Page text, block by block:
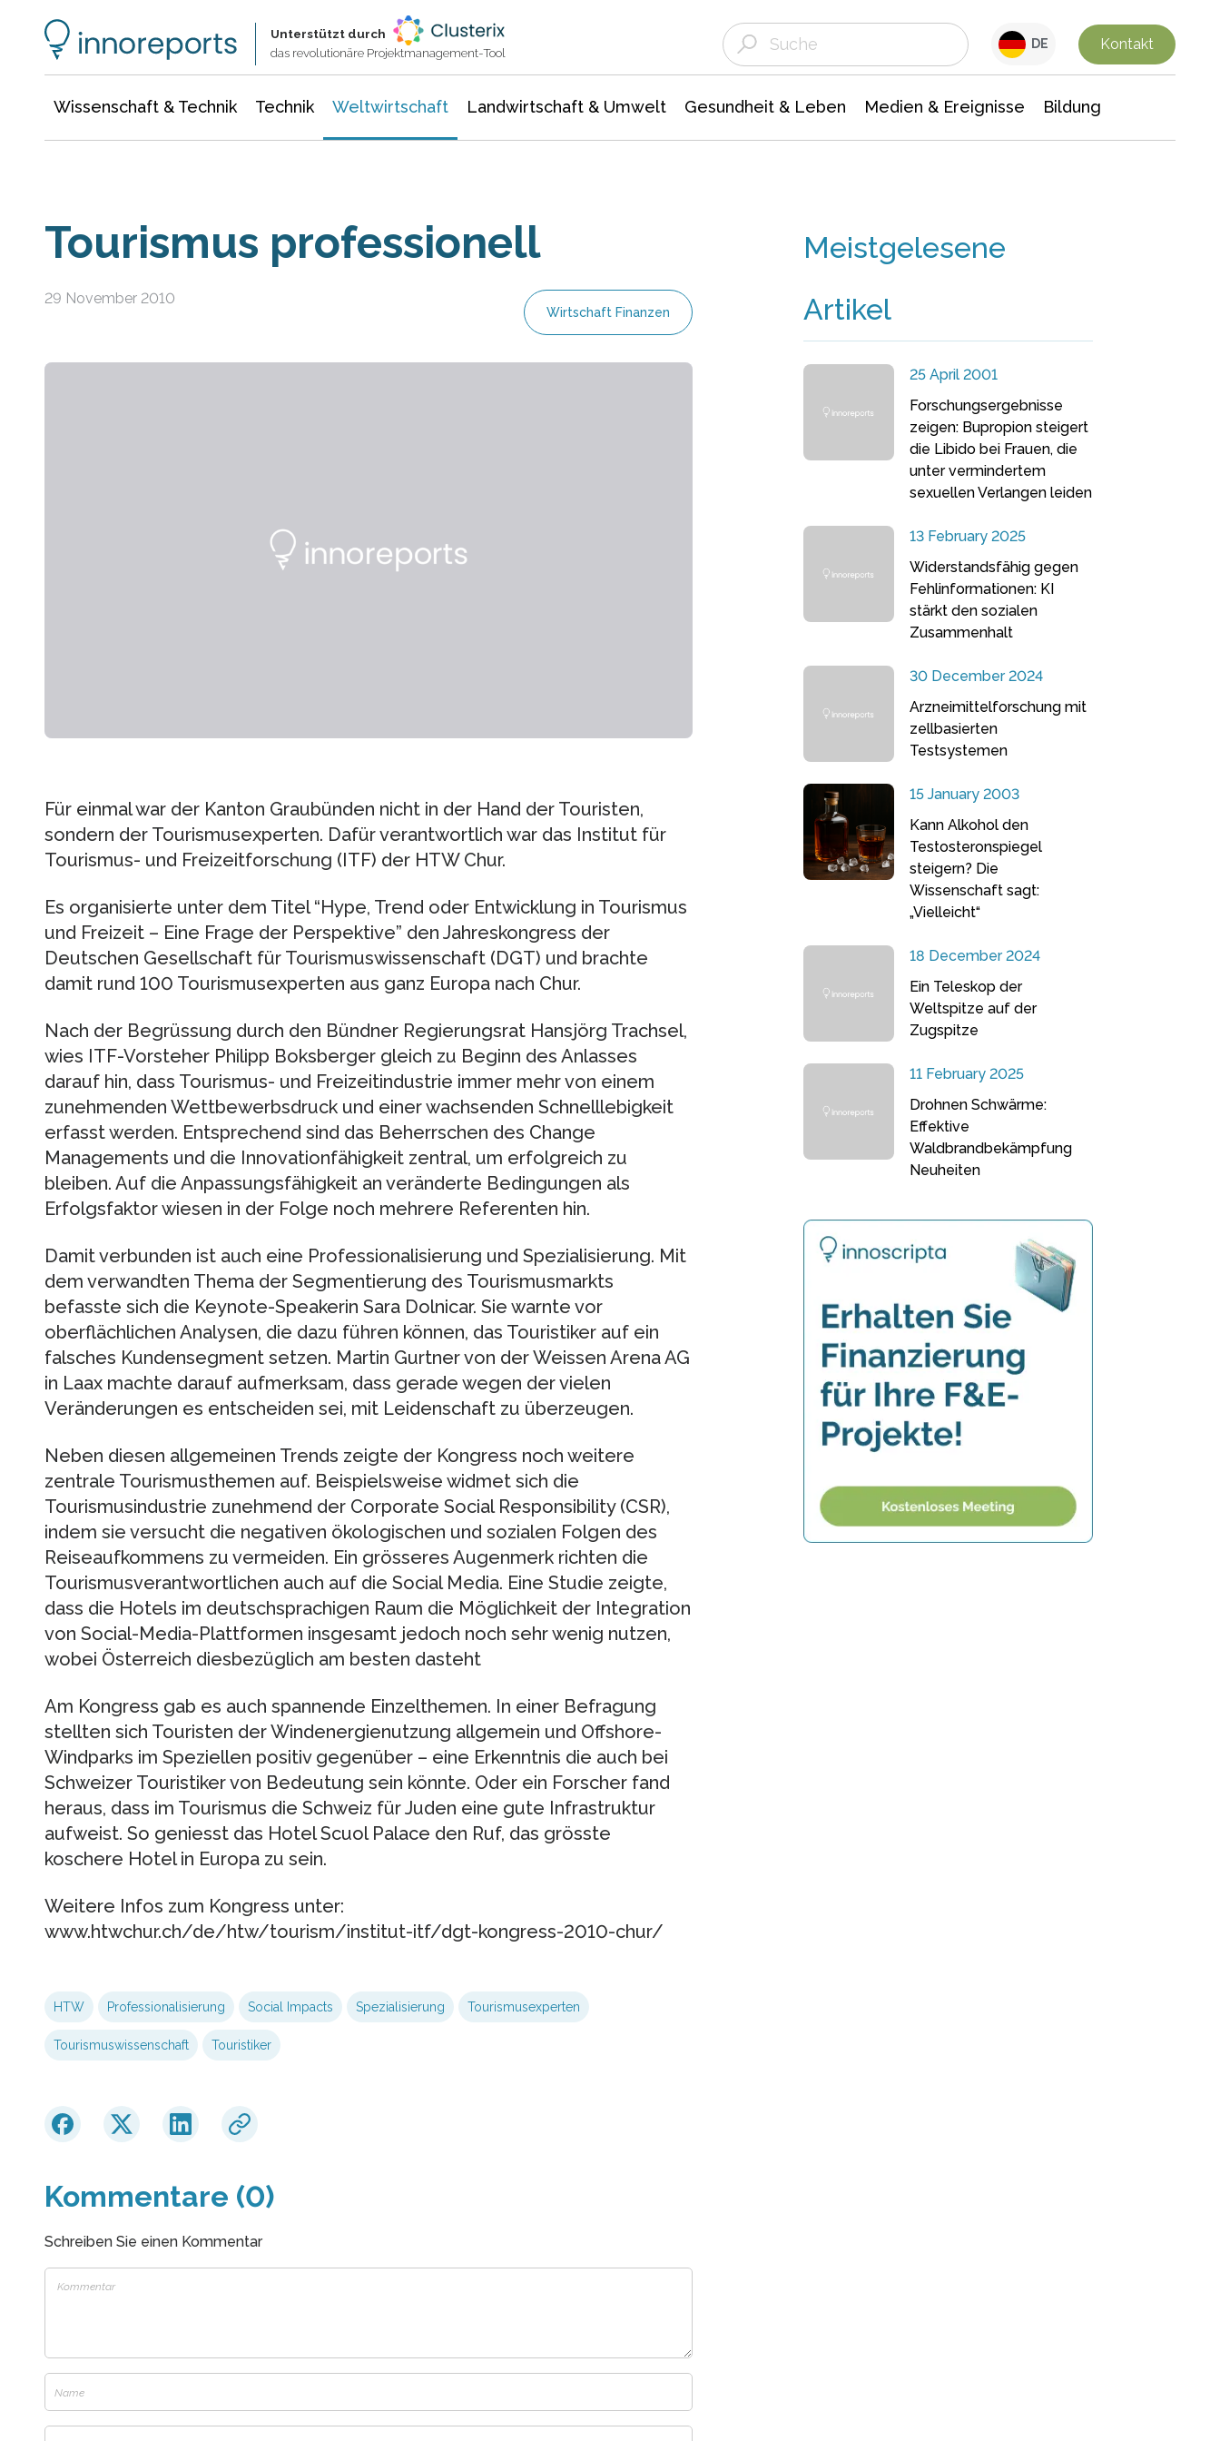
Unterstützt durch
das revolutionäre Projektmanagement-Tool
DE Kontakt
Wissenschaft & Technik Technik Weltwirtschaft Landwirtschaft & Umwelt Gesundheit & Leben Medien & Ereignisse Bildung
Tourismus professionell
29 November 2010
Wirtschaft Finanzen
Für einmal war der Kanton Graubünden nicht in der Hand der Touristen,
sondern der Tourismusexperten. Dafür verantwortlich war das Institut für
Tourismus- und Freizeitforschung (ITF) der HTW Chur.
Es organisierte unter dem Titel “Hype, Trend oder Entwicklung in Tourismus
und Freizeit – Eine Frage der Perspektive” den Jahreskongress der
Deutschen Gesellschaft für Tourismuswissenschaft (DGT) und brachte
damit rund 100 Tourismusexperten aus ganz Europa nach Chur.
Nach der Begrüssung durch den Bündner Regierungsrat Hansjörg Trachsel,
wies ITF-Vorsteher Philipp Boksberger gleich zu Beginn des Anlasses
darauf hin, dass Tourismus- und Freizeitindustrie immer mehr von einem
zunehmenden Wettbewerbsdruck und einer wachsenden Schnelllebigkeit
erfasst werden. Entsprechend sind das Beherrschen des Change
Managements und die Innovationfähigkeit zentral, um erfolgreich zu
bleiben. Auf die Anpassungsfähigkeit an veränderte Bedingungen als
Erfolgsfaktor wiesen in der Folge noch mehrere Referenten hin.
Damit verbunden ist auch eine Professionalisierung und Spezialisierung. Mit
dem verwandten Thema der Segmentierung des Tourismusmarkts
befasste sich die Keynote-Speakerin Sara Dolnicar. Sie warnte vor
oberflächlichen Analysen, die dazu führen können, das Touristiker auf ein
falsches Kundensegment setzen. Martin Gurtner von der Weissen Arena AG
in Laax machte darauf aufmerksam, dass gerade wegen der vielen
Veränderungen es entscheiden sei, mit Leidenschaft zu überzeugen.
Neben diesen allgemeinen Trends zeigte der Kongress noch weitere
zentrale Tourismusthemen auf. Beispielsweise widmet sich die
Tourismusindustrie zunehmend der Corporate Social Responsibility (CSR),
indem sie versucht die negativen ökologischen und sozialen Folgen des
Reiseaufkommens zu vermeiden. Ein grösseres Augenmerk richten die
Tourismusverantwortlichen auch auf die Social Media. Eine Studie zeigte,
dass die Hotels im deutschsprachigen Raum die Möglichkeit der Integration
von Social-Media-Plattformen insgesamt jedoch noch sehr wenig nutzen,
wobei Österreich diesbezüglich am besten dasteht
Am Kongress gab es auch spannende Einzelthemen. In einer Befragung
stellten sich Touristen der Windenergienutzung allgemein und Offshore-
Windparks im Speziellen positiv gegenüber – eine Erkenntnis die auch bei
Schweizer Touristiker von Bedeutung sein könnte. Oder ein Forscher fand
heraus, dass im Tourismus die Schweiz für Juden eine gute Infrastruktur
aufweist. So geniesst das Hotel Scuol Palace den Ruf, das grösste
koschere Hotel in Europa zu sein.
Weitere Infos zum Kongress unter:
www.htwchur.ch/de/htw/tourism/institut-itf/dgt-kongress-2010-chur/
HTW Professionalisierung Social Impacts Spezialisierung Tourismusexperten
Tourismuswissenschaft Touristiker
Kommentare (0)
Schreiben Sie einen Kommentar
Meistgelesene
Artikel
25 April 2001
Forschungsergebnisse
zeigen: Bupropion steigert
die Libido bei Frauen, die
unter vermindertem
sexuellen Verlangen leiden
13 February 2025
Widerstandsfähig gegen
Fehlinformationen: KI
stärkt den sozialen
Zusammenhalt
30 December 2024
Arzneimittelforschung mit
zellbasierten
Testsystemen
15 January 2003
Kann Alkohol den
Testosteronspiegel
steigern? Die
Wissenschaft sagt:
„Vielleicht“
18 December 2024
Ein Teleskop der
Weltspitze auf der
Zugspitze
11 February 2025
Drohnen Schwärme:
Effektive
Waldbrandbekämpfung
Neuheiten